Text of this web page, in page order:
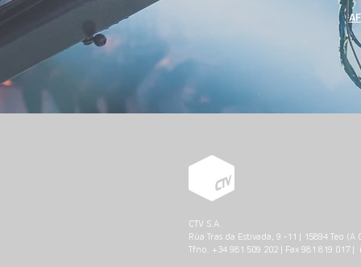
CTV S.A.
Rúa Tras da Estivada, 9 -11 | 15894 Teo
Tfno. +34 981 509 202 | Fax 981 819 017 |